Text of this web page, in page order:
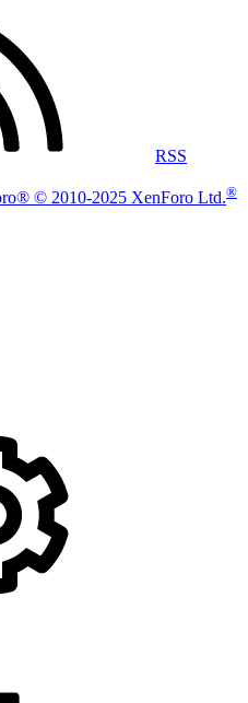
RSS
© 2010-2025 XenForo Ltd.®